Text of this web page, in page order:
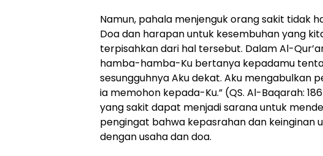
Namun, pahala menjenguk orang sakit tidak
Doa dan harapan untuk kesembuhan yang
terpisahkan dari hal tersebut. Dalam Al-
hamba-hamba-Ku bertanya kepadamu
sesungguhnya Aku dekat. Aku mengabulkan
ia memohon kepada-Ku.” (QS. Al-Baqarah:
yang sakit dapat menjadi sarana untuk
pengingat bahwa kepasrahan dan keinginan
dengan usaha dan doa.